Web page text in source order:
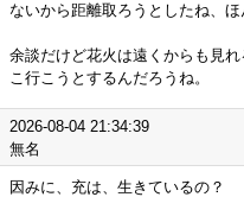
ないから距離取ろうとしたね、
余談だけど花火は遠くからも見
こ行こうとするんだろうね。
2026-08-04 21:34:39
無名
因みに、充は、生きているの？